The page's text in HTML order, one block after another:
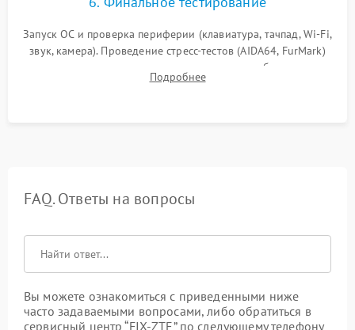
Запуск ОС и проверка периферии (клавиатура, тачпад, Wi-Fi,
звук, камера). Проведение стресс-тестов (AIDA64, FurMark)
для контроля температурного режима и стабильности
системы под пиковой нагрузкой.
Подробнее
FAQ. Ответы на вопросы
Вы можете ознакомиться с приведенными ниже
часто задаваемыми вопросами, либо обратиться в
сервисный центр “FIX-ZTE” по следующему телефону